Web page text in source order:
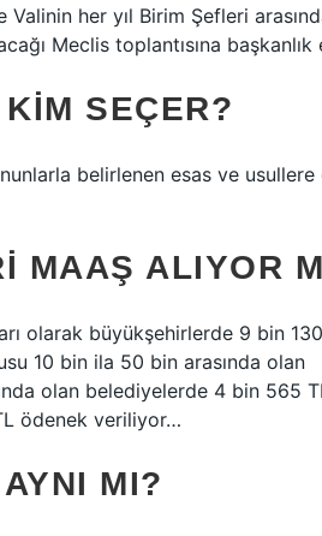
her yıl Birim Şefleri
Meclis toplantısına başkanlık
SEÇER?
belirlenen esas ve usullere
MAAŞ ALIYOR
olarak büyükşehirlerde 9 bin
10 bin ila 50 bin arasında olan
olan belediyelerde 4 bin 565
ödenek veriliyor…
MI?